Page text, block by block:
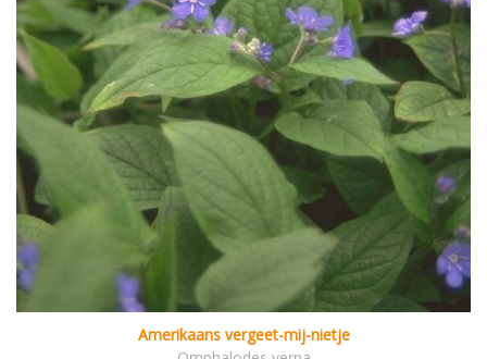
Amerikaans vergeet-mij-nietje